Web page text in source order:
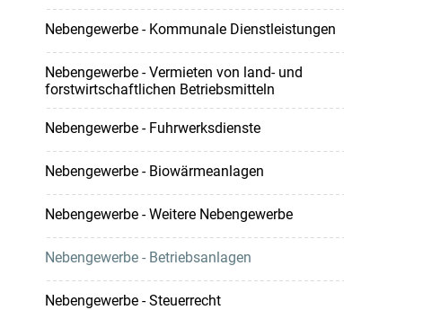
Nebengewerbe - Kommunale Dienstleistungen
Nebengewerbe - Vermieten von land- und
forstwirtschaftlichen Betriebsmitteln
Nebengewerbe - Fuhrwerksdienste
Nebengewerbe - Biowärmeanlagen
Nebengewerbe - Weitere Nebengewerbe
Nebengewerbe - Betriebsanlagen
Nebengewerbe - Steuerrecht